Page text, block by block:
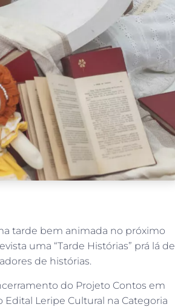
tarde bem animada no próximo
uma “Tarde Histórias” prá lá de
de histórias.
do Projeto Contos em
Leripe Cultural na Categoria